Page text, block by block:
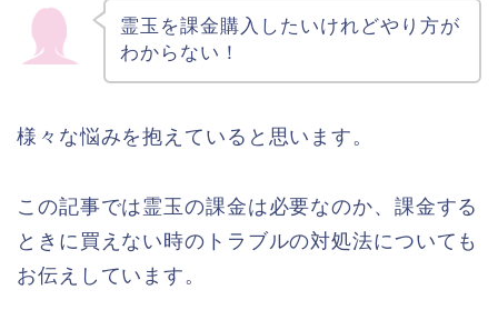
霊玉を課金購入したいけれどやり方が
わからない！
様々な悩みを抱えていると思います。
この記事では霊玉の課金は必要なのか、課金する
ときに買えない時のトラブルの対処法についても
お伝えしています。